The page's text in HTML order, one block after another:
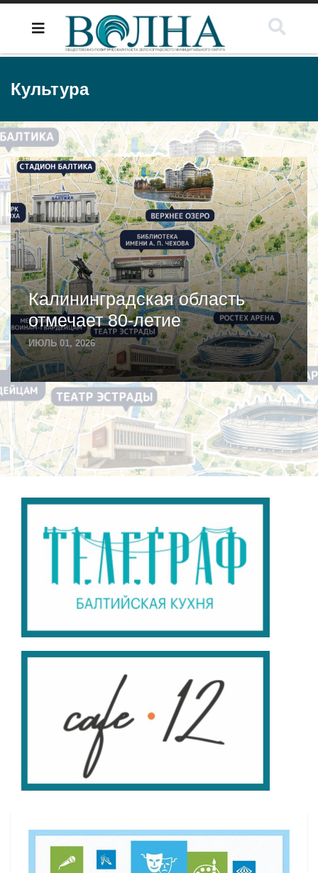
Культура
Калининградская область
отмечает 80-летие
ИЮЛЬ 01, 2026